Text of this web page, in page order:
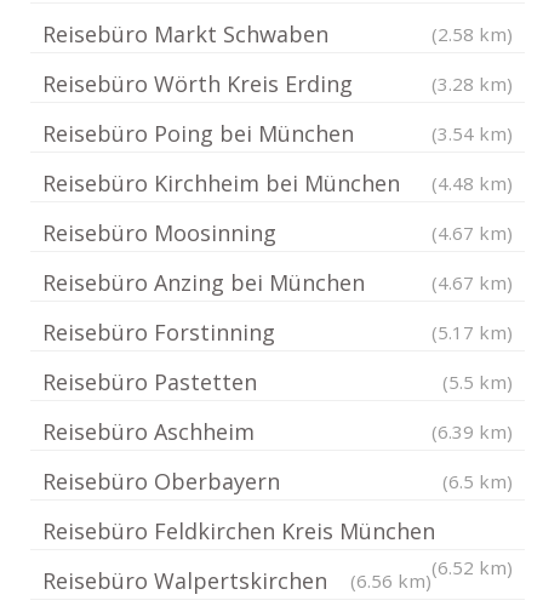
Reisebüro Markt Schwaben (2.58 km)
Reisebüro Wörth Kreis Erding (3.28 km)
Reisebüro Poing bei München (3.54 km)
Reisebüro Kirchheim bei München (4.48 km)
Reisebüro Moosinning (4.67 km)
Reisebüro Anzing bei München (4.67 km)
Reisebüro Forstinning (5.17 km)
Reisebüro Pastetten (5.5 km)
Reisebüro Aschheim (6.39 km)
Reisebüro Oberbayern (6.5 km)
Reisebüro Feldkirchen Kreis München
(6.52 km)
Reisebüro Walpertskirchen (6.56 km)